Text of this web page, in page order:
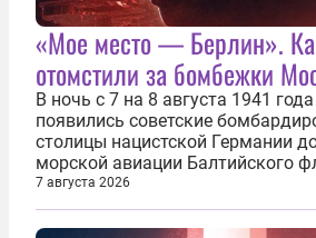
«Мое место — Берлин».
отомстили за бомбежки
В ночь с 7 на 8 августа 1941
появились советские
столицы нацистской Германии
морской авиации Балтийского
сбросили бомбы на город,
жил в полной уверенности, что
далеко на востоке, Красная...
7 августа 2026